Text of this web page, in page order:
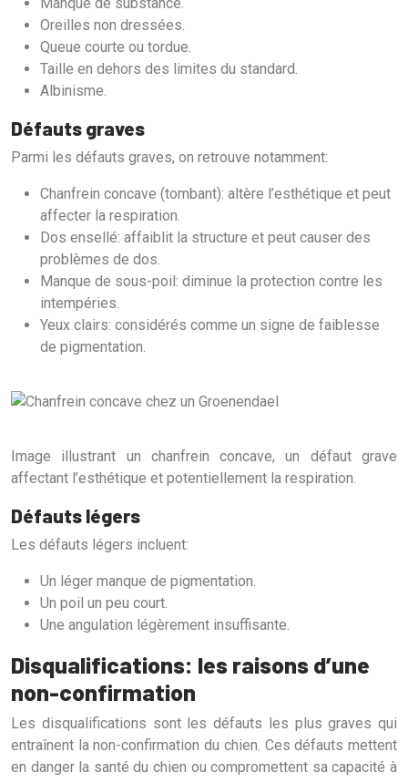
Oreilles non dressées.
Queue courte ou tordue.
Taille en dehors des limites du standard.
Albinisme.
Défauts graves
Parmi les défauts graves, on retrouve notamment:
Chanfrein concave (tombant): altère l’esthétique et peut
affecter la respiration.
Dos ensellé: affaiblit la structure et peut causer des
problèmes de dos.
Manque de sous-poil: diminue la protection contre les
intempéries.
Yeux clairs: considérés comme un signe de faiblesse
de pigmentation.
Image illustrant un chanfrein concave, un défaut grave
affectant l’esthétique et potentiellement la respiration.
Défauts légers
Les défauts légers incluent:
Un léger manque de pigmentation.
Un poil un peu court.
Une angulation légèrement insuffisante.
Disqualifications: les raisons d’une
non-confirmation
Les disqualifications sont les défauts les plus graves qui
entraînent la non-confirmation du chien. Ces défauts mettent
en danger la santé du chien ou compromettent sa capacité à